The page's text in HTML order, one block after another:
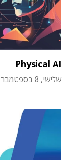
Physical AI
שלישי, 8 בספטמבר 2026